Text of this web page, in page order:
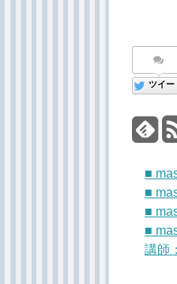
ツイー
■
■
■
■
講師